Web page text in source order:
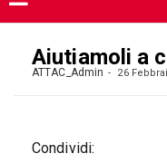
content
Aiutiamoli a
ATTAC_Admin 26
Condividi: